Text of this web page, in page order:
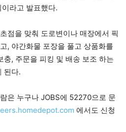
라고 발표했다.
점을 맞춰 도로변이나 매장에서 픽
, 야간화물 포장을 풀고 상품화를
충, 주문을 피킹 및 배송 보조 하는
된다.
은 누구나 JOBS에 52270으로 문
에서도 신청